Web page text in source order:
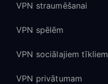
VPN straumēšanai
VPN spēlēm
VPN sociālajiem tīkliem
VPN privātumam